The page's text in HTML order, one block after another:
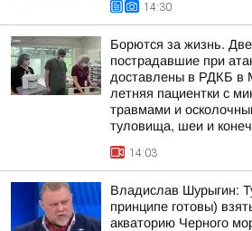
14:30
Борются за жизнь.
пострадавшие при
доставлены в РДКБ в
летняя пациентки с
травмами и
туловища, шеи и
14:03
Владислав Шурыгин:
принципе готовы)
акваторию Черного